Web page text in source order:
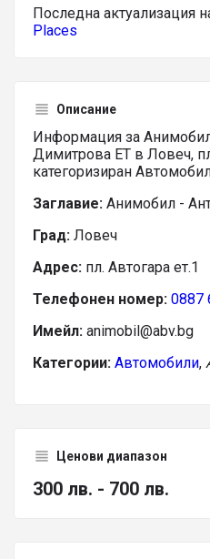
Последна актуализация
Places
Описание
Информация за
Димитрова ЕТ в Ловеч,
категоризиран
Заглавие: Анимобил -
Град: Ловеч
Адрес: пл. Автогара ет.1
Телефонен номер: 0887
Имейл: animobil@abv.bg
Категории: Автомобили,
Ценови диапазон
300 лв. - 700 лв.